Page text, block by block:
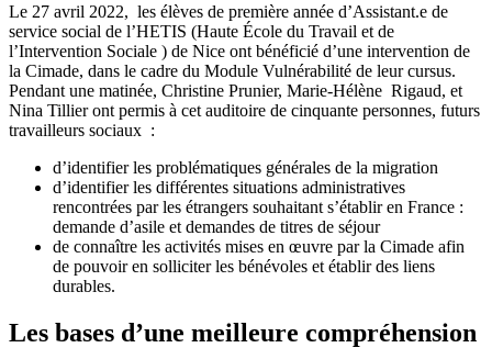
Le 27 avril 2022, les élèves de première année d’Assistant.e de
service social de l’HETIS (Haute École du Travail et de
l’Intervention Sociale ) de Nice ont bénéficié d’une intervention de
la Cimade, dans le cadre du Module Vulnérabilité de leur cursus.
Pendant une matinée, Christine Prunier, Marie-Hélène Rigaud, et
Nina Tillier ont permis à cet auditoire de cinquante personnes, futurs
travailleurs sociaux :
d’identifier les problématiques générales de la migration
d’identifier les différentes situations administratives
rencontrées par les étrangers souhaitant s’établir en France :
demande d’asile et demandes de titres de séjour
de connaître les activités mises en œuvre par la Cimade afin
de pouvoir en solliciter les bénévoles et établir des liens
durables.
Les bases d’une meilleure compréhension